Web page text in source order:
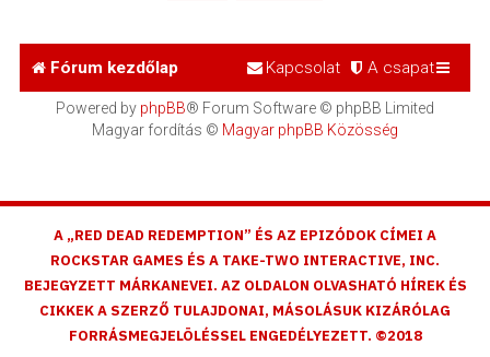
Fórum kezdőlap A csapat
Kapcsolat
Powered by phpBB® Forum Software © phpBB Limited
Magyar fordítás © Magyar phpBB Közösség
A „RED DEAD REDEMPTION” ÉS AZ EPIZÓDOK CÍMEI A
ROCKSTAR GAMES ÉS A TAKE-TWO INTERACTIVE, INC.
BEJEGYZETT MÁRKANEVEI. AZ OLDALON OLVASHATÓ HÍREK ÉS
CIKKEK A SZERZŐ TULAJDONAI, MÁSOLÁSUK KIZÁRÓLAG
FORRÁSMEGJELÖLÉSSEL ENGEDÉLYEZETT. ©2018